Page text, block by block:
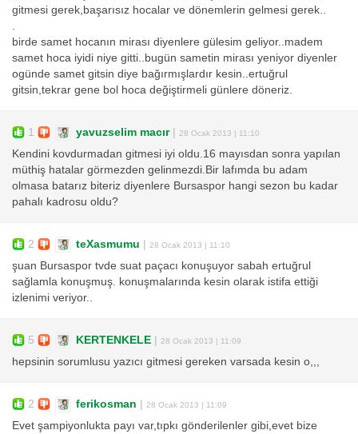
gitmesi gerek,başarısız hocalar ve dönemlerin gelmesi gerek..
birde samet hocanın mirası diyenlere gülesim geliyor..madem
samet hoca iyidi niye gitti..bugün sametin mirası yeniyor diyenler
ogünde samet gitsin diye bağırmışlardır kesin..ertuğrul
gitsin,tekrar gene bol hoca değiştirmeli günlere döneriz.
1 yavuzselim macır| 28 Ocak 2013 | 11:10
Kendini kovdurmadan gitmesi iyi oldu.16 mayısdan sonra yapılan
müthiş hatalar görmezden gelinmezdi.Bir lafımda bu adam
olmasa batarız biteriz diyenlere Bursaspor hangi sezon bu kadar
pahalı kadrosu oldu?
2 teXasmumu | 28 Ocak 2013 | 11:10
şuan Bursaspor tvde suat paçacı konuşuyor sabah ertuğrul
sağlamla konuşmuş. konuşmalarında kesin olarak istifa ettiği
izlenimi veriyor..
5 KERTENKELE | 28 Ocak 2013 | 11:09
hepsinin sorumlusu yazıcı gitmesi gereken varsada kesin o,,,
2 ferikosman | 28 Ocak 2013 | 11:09
Evet şampiyonlukta payı var,tıpkı gönderilenler gibi,evet bize